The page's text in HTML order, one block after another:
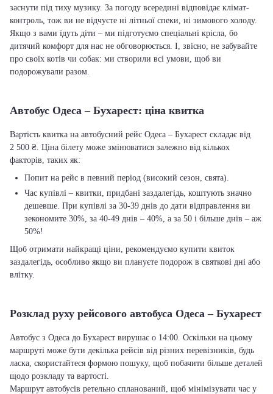
заснути під тиху музику. За погоду всередині відповідає клімат-
контроль, тож ви не відчуєте ні літньої спеки, ні зимового холоду.
Якщо з вами їдуть діти – ми підготуємо спеціальні крісла, бо
дитячий комфорт для нас не обговорюється. І, звісно, не забувайте
про своїх котів чи собак: ми створили всі умови, щоб ви
подорожували разом.
Автобус Одеса – Бухарест: ціна квитка
Вартість квитка на автобусний рейс Одеса – Бухарест складає від
2 500 ₴. Ціна білету може змінюватися залежно від кількох
факторів, таких як:
Попит на рейс в певний період (високий сезон, свята).
Час купівлі – квитки, придбані заздалегідь, коштують значно
дешевше. При купівлі за 30-39 днів до дати відправлення ви
зекономите 30%, за 40-49 днів – 40%, а за 50 і більше днів – аж
50%!
Щоб отримати найкращі ціни, рекомендуємо купити квиток
заздалегідь, особливо якщо ви плануєте подорож в святкові дні або
влітку.
Розклад руху рейсового автобуса Одеса – Бухарест
Автобус з Одеса до Бухарест вирушає о 14:00. Оскільки на цьому
маршруті може бути декілька рейсів від різних перевізників, будь
ласка, скористайтеся формою пошуку, щоб побачити більше деталей
щодо розкладу та вартості.
Маршрут автобусів ретельно спланований, щоб мінімізувати час у